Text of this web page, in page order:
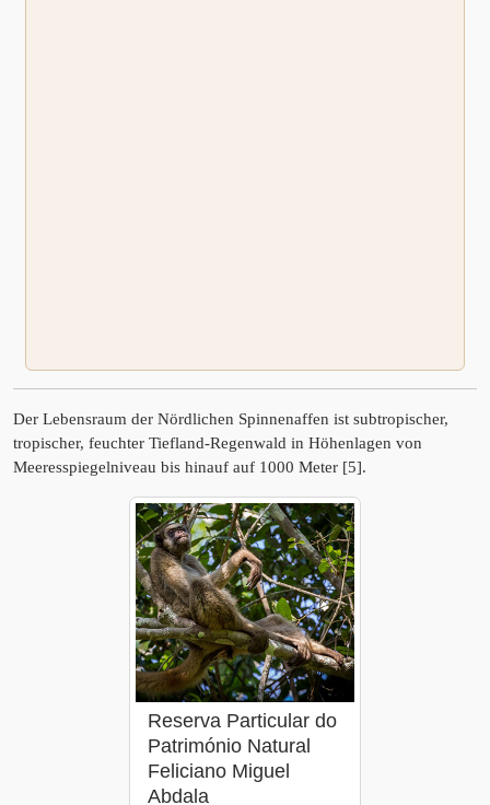
Der Lebensraum der Nördlichen Spinnenaffen ist subtropischer,
tropischer, feuchter Tiefland-Regenwald in Höhenlagen von
Meeresspiegelniveau bis hinauf auf 1000 Meter [5].
Reserva Particular do
Património Natural
Feliciano Miguel
Abdala